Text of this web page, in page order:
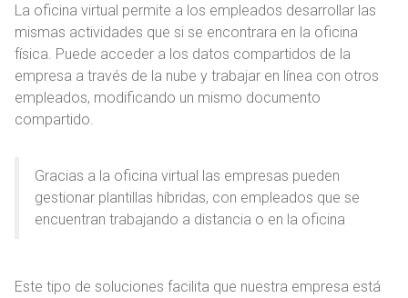
La oficina virtual permite a los empleados desarrollar las
mismas actividades que si se encontrara en la oficina
física. Puede acceder a los datos compartidos de la
empresa a través de la nube y trabajar en línea con otros
empleados, modificando un mismo documento
compartido.
Gracias a la oficina virtual las empresas pueden
gestionar plantillas híbridas, con empleados que se
encuentran trabajando a distancia o en la oficina
Este tipo de soluciones facilita que nuestra empresa está